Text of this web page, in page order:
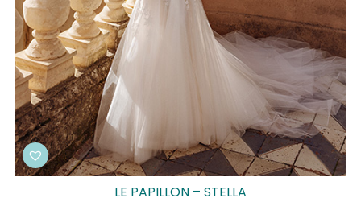
LE PAPILLON – STELLA